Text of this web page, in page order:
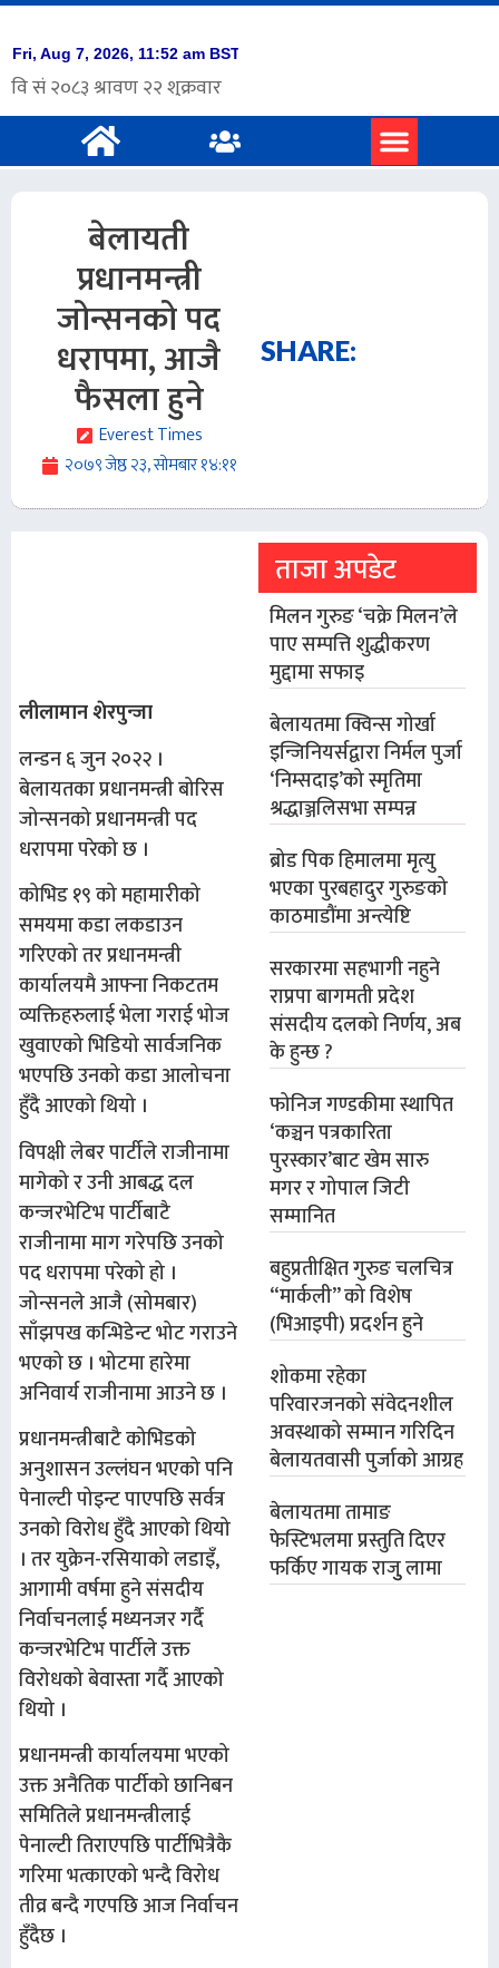
बेलायती
प्रधानमन्त्री
जोन्सनको पद
धरापमा, आजै
फैसला हुने
Everest Times
२०७९ जेष्ठ २३, सोमबार १४:११
SHARE:
लीलामान शेरपुन्जा
लन्डन ६ जुन २०२२ ।
बेलायतका प्रधानमन्त्री बोरिस
जोन्सनको प्रधानमन्त्री पद
धरापमा परेको छ ।
कोभिड १९ को महामारीको
समयमा कडा लकडाउन
गरिएको तर प्रधानमन्त्री
कार्यालयमै आफ्ना निकटतम
व्यक्तिहरुलाई भेला गराई भोज
खुवाएको भिडियो सार्वजनिक
भएपछि उनको कडा आलोचना
हुँदै आएको थियो ।
विपक्षी लेबर पार्टीले राजीनामा
मागेको र उनी आबद्ध दल
कन्जरभेटिभ पार्टीबाटै
राजीनामा माग गरेपछि उनको
पद धरापमा परेको हो ।
जोन्सनले आजै (सोमबार)
साँझपख कन्भिडेन्ट भोट गराउने
भएको छ । भोटमा हारेमा
अनिवार्य राजीनामा आउने छ ।
प्रधानमन्त्रीबाटै कोभिडको
अनुशासन उल्लंघन भएको पनि
पेनाल्टी पोइन्ट पाएपछि सर्वत्र
उनको विरोध हुँदै आएको थियो
। तर युक्रेन-रसियाको लडाइँ,
आगामी वर्षमा हुने संसदीय
निर्वाचनलाई मध्यनजर गर्दै
कन्जरभेटिभ पार्टीले उक्त
विरोधको बेवास्ता गर्दै आएको
थियो ।
प्रधानमन्त्री कार्यालयमा भएको
उक्त अनैतिक पार्टीको छानिबन
समितिले प्रधानमन्त्रीलाई
पेनाल्टी तिराएपछि पार्टीभित्रैकै
गरिमा भत्काएको भन्दै विरोध
तीव्र बन्दै गएपछि आज निर्वाचन
हुँदैछ ।
ताजा अपडेट
मिलन गुरुङ ‘चक्रे मिलन’ले
पाए सम्पत्ति शुद्धीकरण
मुद्दामा सफाइ
बेलायतमा क्विन्स गोर्खा
इन्जिनियर्सद्वारा निर्मल पुर्जा
‘निम्सदाइ’को स्मृतिमा
श्रद्धाञ्जलिसभा सम्पन्न
ब्रोड पिक हिमालमा मृत्यु
भएका पुरबहादुर गुरुङको
काठमाडौंमा अन्त्येष्टि
सरकारमा सहभागी नहुने
राप्रपा बागमती प्रदेश
संसदीय दलको निर्णय, अब
के हुन्छ ?
फोनिज गण्डकीमा स्थापित
‘कञ्चन पत्रकारिता
पुरस्कार’बाट खेम सारु
मगर र गोपाल जिटी
सम्मानित
बहुप्रतीक्षित गुरुङ चलचित्र
“मार्कली” को विशेष
(भिआइपी) प्रदर्शन हुने
शोकमा रहेका
परिवारजनको संवेदनशील
अवस्थाको सम्मान गरिदिन
बेलायतवासी पुर्जाको आग्रह
बेलायतमा तामाङ
फेस्टिभलमा प्रस्तुति दिएर
फर्किए गायक राजुु लामा